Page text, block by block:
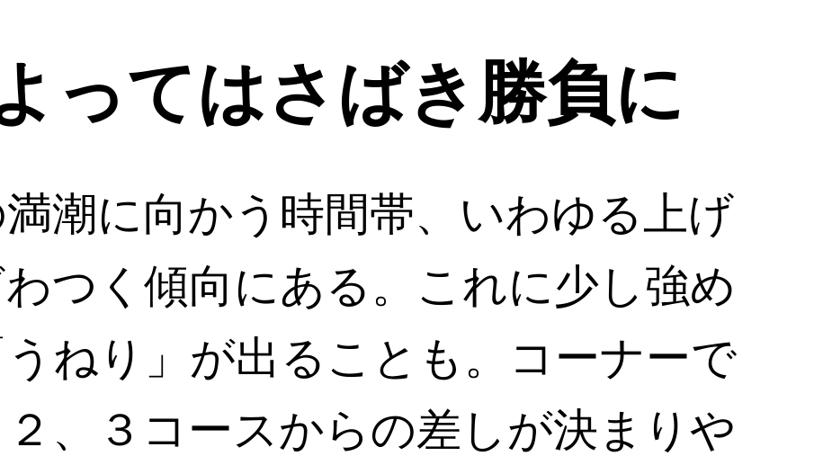
ってはさばき勝負に
潮に向かう時間帯、いわゆる上げ
つく傾向にある。これに少し強め
ねり」が出ることも。コーナーで
、３コースからの差しが決まりや